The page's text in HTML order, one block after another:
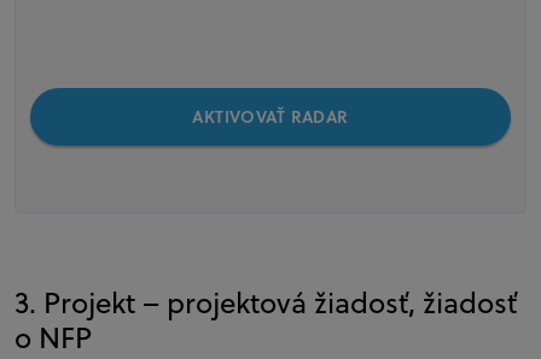
AKTIVOVAŤ RADAR
3. Projekt – projektová žiadosť, žiadosť
o NFP